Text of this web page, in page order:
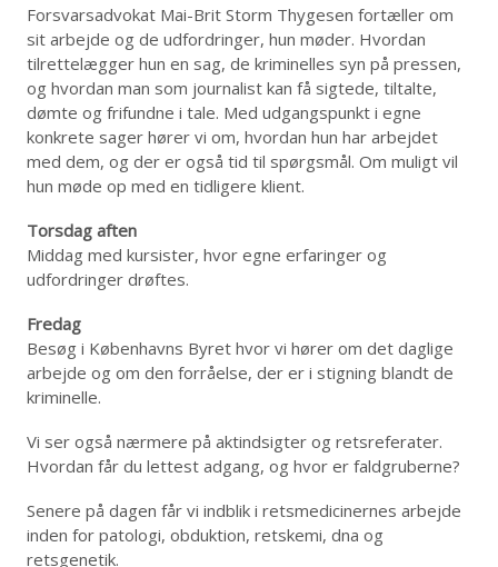
Forsvarsadvokat Mai-Brit Storm Thygesen fortæller om
sit arbejde og de udfordringer, hun møder. Hvordan
tilrettelægger hun en sag, de kriminelles syn på pressen,
og hvordan man som journalist kan få sigtede, tiltalte,
dømte og frifundne i tale. Med udgangspunkt i egne
konkrete sager hører vi om, hvordan hun har arbejdet
med dem, og der er også tid til spørgsmål. Om muligt vil
hun møde op med en tidligere klient.
Torsdag aften
Middag med kursister, hvor egne erfaringer og
udfordringer drøftes.
Fredag
Besøg i Københavns Byret hvor vi hører om det daglige
arbejde og om den forråelse, der er i stigning blandt de
kriminelle.
Vi ser også nærmere på aktindsigter og retsreferater.
Hvordan får du lettest adgang, og hvor er faldgruberne?
Senere på dagen får vi indblik i retsmedicinernes arbejde
inden for patologi, obduktion, retskemi, dna og
retsgenetik.